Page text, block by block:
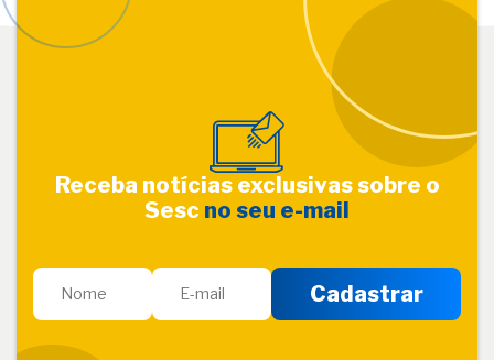
Receba notícias exclusivas sobre o
Sesc no seu e-mail